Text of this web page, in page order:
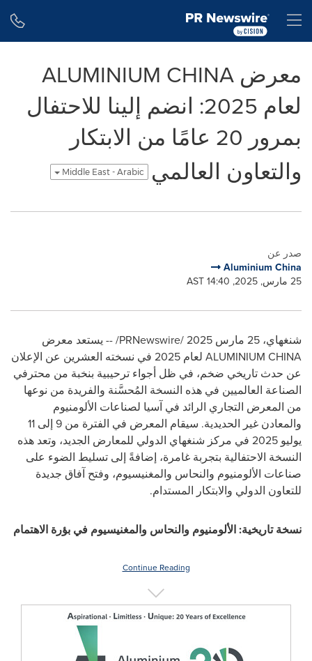
معرض ALUMINIUM CHINA
لعام 2025: انضم إلينا للاحتفال
بمرور 20 عامًا من الابتكار
والتعاون العالمي
Middle East - Arabic
صدر عن
Aluminium China
25 مارس, 2025, 14:40 AST
شنغهاي، 25 مارس 2025 /PRNewswire/ -- يستعد معرض
ALUMINIUM CHINA
لعام 2025 في نسخته العشرين عن الإعلان
عن حدث تاريخي ضخم، في ظل أجواء ترحيبية بنخبة من محترفي
الصناعة العالميين في هذه النسخة المُحسَّنة والفريدة من نوعها
من المعرض التجاري الرائد في آسيا لصناعات الألومنيوم
والمعادن غير الحديدية. سيقام المعرض في الفترة من 9 إلى 11
يوليو 2025 في مركز شنغهاي الدولي للمعارض الجديد، وتعد هذه
النسخة الاحتفالية بتجربة غامرة، إضافةً إلى تسليط الضوء على
صناعات الألومنيوم والنحاس والمغنيسيوم، وفتح آفاق جديدة
للتعاون الدولي والابتكار المستدام.
نسخة تاريخية: الألومنيوم والنحاس والمغنيسيوم في بؤرة الاهتمام
Continue Reading